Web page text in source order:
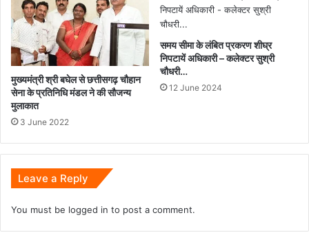
मुख्यमंत्री श्री बघेल से छत्तीसगढ़ चौहान
सेना के प्रतिनिधि मंडल ने की सौजन्य
मुलाकात
3 June 2022
समय सीमा के लंबित प्रकरण शीघ्र
निपटायें अधिकारी – कलेक्टर सुश्री
चौधरी…
12 June 2024
Leave a Reply
You must be logged in to post a comment.